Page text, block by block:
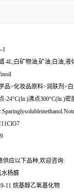
1
4L;白矿物油;矿油;白油,液
品>化妆品原料>润肤剂>
-24°C(lit.)沸点300°C(lit.)密
供应以下品种,欢迎咨询:
水杨醛
11 烷基醇乙氧基化物